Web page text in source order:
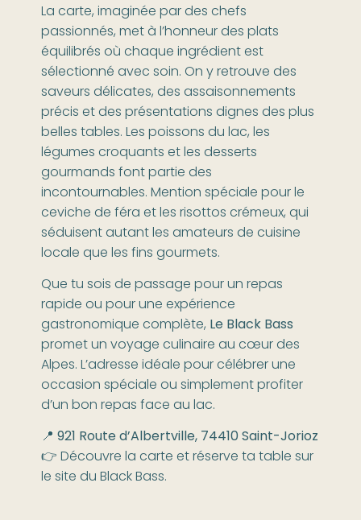
La carte, imaginée par des chefs
passionnés, met à l’honneur des plats
équilibrés où chaque ingrédient est
sélectionné avec soin. On y retrouve des
saveurs délicates, des assaisonnements
précis et des présentations dignes des plus
belles tables. Les poissons du lac, les
légumes croquants et les desserts
gourmands font partie des
incontournables. Mention spéciale pour le
ceviche de féra et les risottos crémeux, qui
séduisent autant les amateurs de cuisine
locale que les fins gourmets.
Que tu sois de passage pour un repas
rapide ou pour une expérience
gastronomique complète, Le Black Bass
promet un voyage culinaire au cœur des
Alpes. L’adresse idéale pour célébrer une
occasion spéciale ou simplement profiter
d’un bon repas face au lac.
📍 921 Route d’Albertville, 74410 Saint-Jorioz
👉 Découvre la carte et réserve ta table sur
le site du Black Bass.